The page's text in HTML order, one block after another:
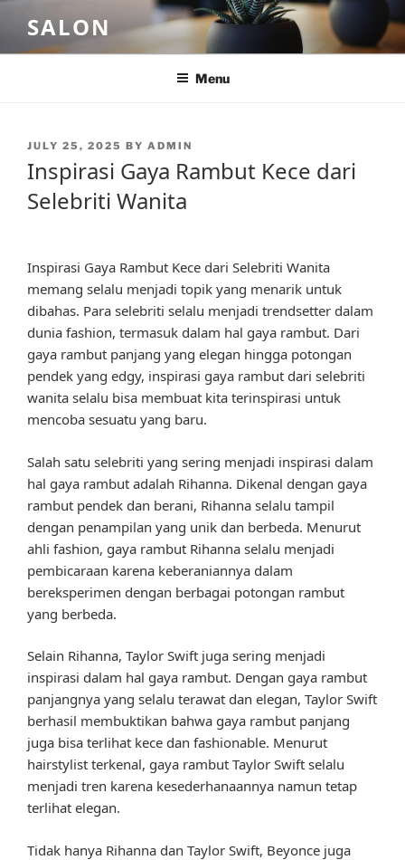
content
SALON
Menu
POSTED
JULY 25, 2025 BY ADMIN
Inspirasi Gaya Rambut Kece dari
Selebriti Wanita
Inspirasi Gaya Rambut Kece dari Selebriti Wanita
memang selalu menjadi topik yang menarik untuk
dibahas. Para selebriti selalu menjadi trendsetter dalam
dunia fashion, termasuk dalam hal gaya rambut. Dari
gaya rambut panjang yang elegan hingga potongan
pendek yang edgy, inspirasi gaya rambut dari selebriti
wanita selalu bisa membuat kita terinspirasi untuk
mencoba sesuatu yang baru.
Salah satu selebriti yang sering menjadi inspirasi dalam
hal gaya rambut adalah Rihanna. Dikenal dengan gaya
rambut pendek dan berani, Rihanna selalu tampil
dengan penampilan yang unik dan berbeda. Menurut
ahli fashion, gaya rambut Rihanna selalu menjadi
pembicaraan karena keberaniannya dalam
bereksperimen dengan berbagai potongan rambut
yang berbeda.
Selain Rihanna, Taylor Swift juga sering menjadi
inspirasi dalam hal gaya rambut. Dengan gaya rambut
panjangnya yang selalu terawat dan elegan, Taylor Swift
berhasil membuktikan bahwa gaya rambut panjang
juga bisa terlihat kece dan fashionable. Menurut
hairstylist terkenal, gaya rambut Taylor Swift selalu
menjadi tren karena kesederhanaannya namun tetap
terlihat elegan.
Tidak hanya Rihanna dan Taylor Swift, Beyonce juga